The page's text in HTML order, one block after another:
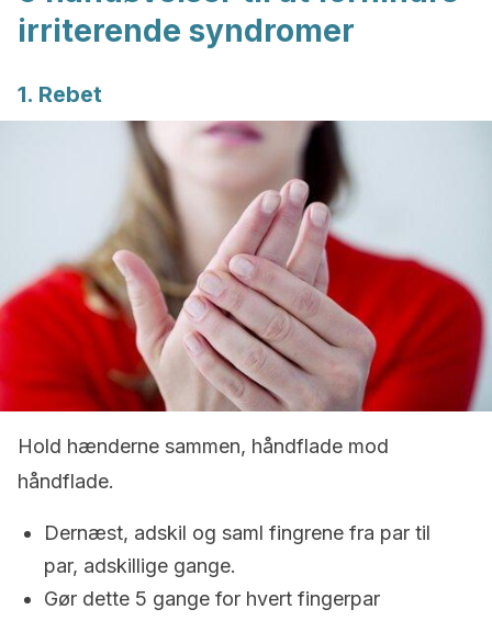
irriterende syndromer
1. Rebet
Hold hænderne sammen, håndflade mod
håndflade.
Dernæst, adskil og saml fingrene fra par til
par, adskillige gange.
Gør dette 5 gange for hvert fingerpar